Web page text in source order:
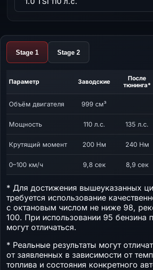
Stage 1 Stage 2
Параметр Заводские
После
тюнинга*
Объём двигателя 999 см³
Мощность 110 л.с. 135 л.с.
Крутящий момент 200 Нм 240 Нм
0–100 км/ч 9,8 сек 8,9 сек
* Для достижения вышеуказанных
требуется использование
с октановым числом не ниже 98,
100. При использовании 95 бензина
могут отличаться.
* Реальные результаты могут
от заявленных в зависимости от
топлива и состояния конкретного